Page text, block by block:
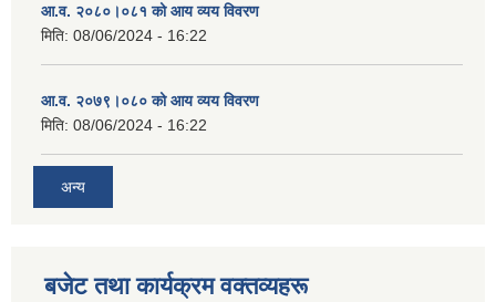
आ.व. २०८०।०८१ को आय व्यय विवरण
मिति: 08/06/2024 - 16:22
आ.व. २०७९।०८० को आय व्यय विवरण
मिति: 08/06/2024 - 16:22
अन्य
बजेट तथा कार्यक्रम वक्तव्यहरू